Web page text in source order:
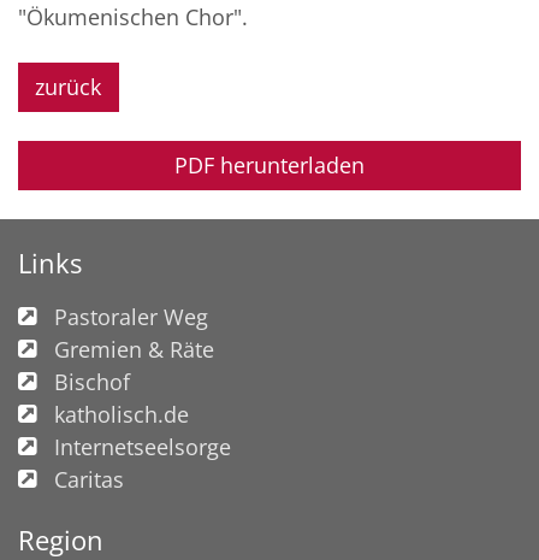
"Ökumenischen Chor".
zurück
PDF herunterladen
Links
Pastoraler Weg
Gremien & Räte
Bischof
katholisch.de
Internetseelsorge
Caritas
Region